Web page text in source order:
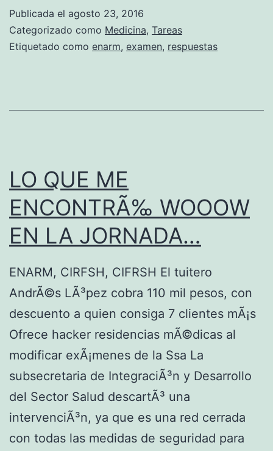
M
E
C
P
U
T
D
E
L
E
A
R
M
2
0
1
7
Publicada el agosto 23, 2016
Categorizado como Medicina, Tareas
Etiquetado como enarm, examen, respuestas
LO QUE ME
ENCONTRÃ‰ WOOOW
EN LA JORNADA…
ENARM, CIRFSH, CIFRSH El tuitero
AndrÃ©s LÃ³pez cobra 110 mil pesos, con
descuento a quien consiga 7 clientes mÃ¡s
Ofrece hacker residencias mÃ©dicas al
modificar exÃ¡menes de la Ssa La
subsecretaria de IntegraciÃ³n y Desarrollo
del Sector Salud descartÃ³ una
intervenciÃ³n, ya que es una red cerrada
con todas las medidas de seguridad para